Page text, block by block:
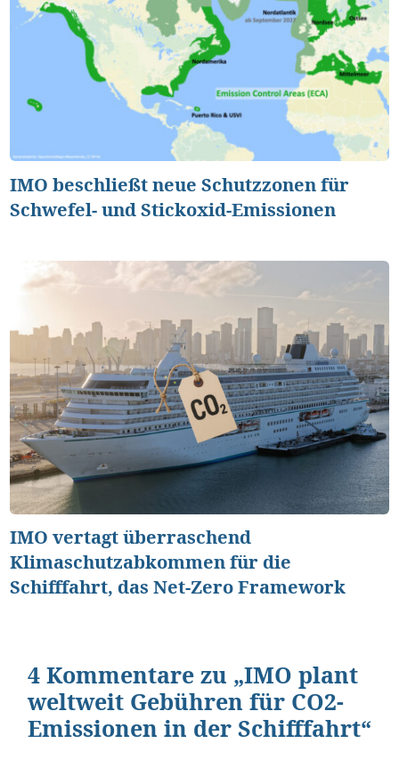
IMO beschließt neue Schutzzonen für
Schwefel- und Stickoxid-Emissionen
IMO vertagt überraschend
Klimaschutzabkommen für die
Schifffahrt, das Net-Zero Framework
4 Kommentare zu „IMO plant
weltweit Gebühren für CO2-
Emissionen in der Schifffahrt“